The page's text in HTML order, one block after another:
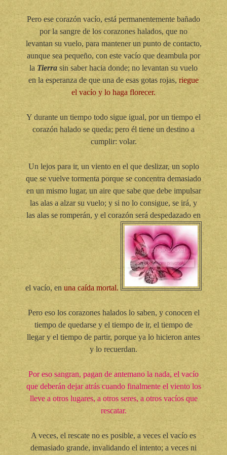
Pero ese corazón vacío, está permanentemente bañado
por la sangre de los corazones halados, que no
levantan su vuelo, para mantener un punto de contacto,
aunque sea pequeño, con este vacío que deambula por
la Tierra sin saber hacia donde; no levantan su vuelo
en la esperanza de que una de esas gotas rojas, riegue
el vacío y lo haga florecer.
Y durante un tiempo todo sigue igual, por un tiempo el
corazón halado se queda; pero él tiene un destino a
cumplir: volar.
Un lejos para ir, un viento en el que deslizar, un soplo
que se vuelve tormenta porque se concentra demasiado
en un mismo lugar, un aire que sabe que debe impulsar
las alas a alzar su vuelo; y si no lo consigue, se irá, y
las alas se romperán, y el corazón será despedazado en
el vacío, en una caída mortal.
Pero eso los corazones halados lo saben, y conocen el
tiempo de quedarse y el tiempo de ir, el tiempo de
llegar y el tiempo de partir, porque ya lo hicieron antes
y lo recuerdan.
Por eso sangran, pagan de antemano la nada, el vacío
que deberán dejar atrás cuando finalmente el viento los
lleve a otros lugares, a otros seres, a otros vacíos que
rescatar.
A veces, el rescate no es posible, a veces el vacío es
demasiado grande, invalidando el intento; a veces ni